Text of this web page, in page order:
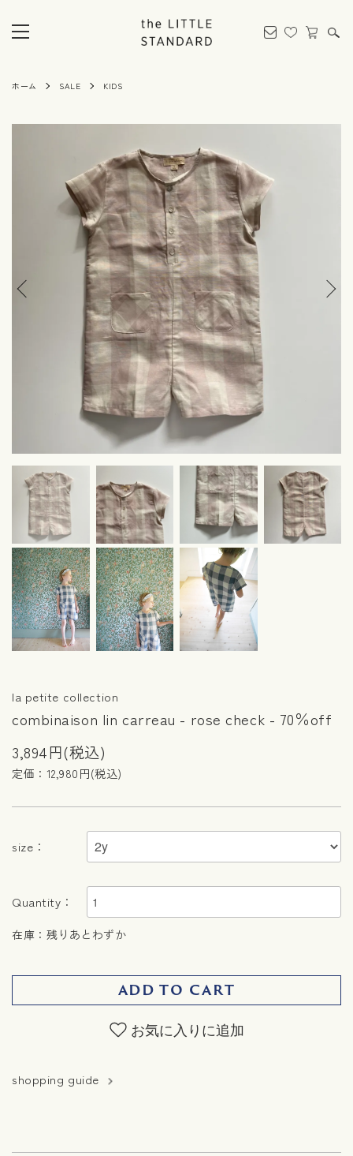
ホーム SALE KIDS
la petite collection
combinaison lin carreau - rose check - 70％off
3,894円(税込)
定価：12,980円(税込)
size：
Quantity：
在庫：残りあとわずか
ADD TO CART
お気に入りに追加
shopping guide